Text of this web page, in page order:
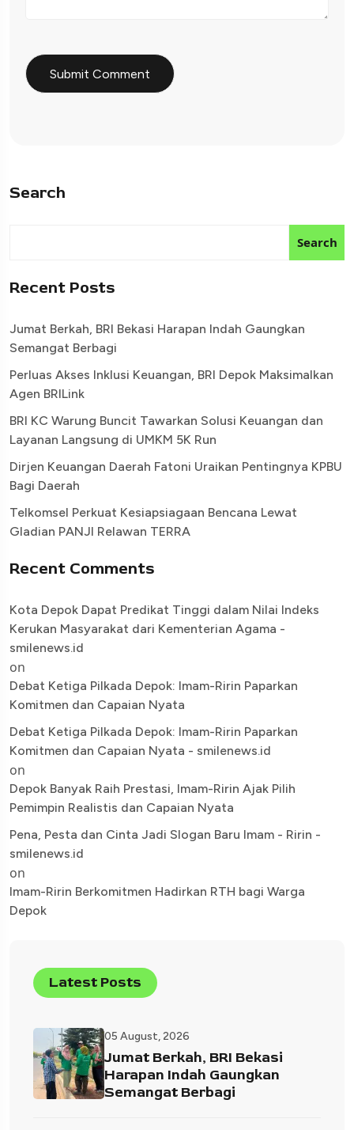
Search
Search
Recent Posts
Jumat Berkah, BRI Bekasi Harapan Indah Gaungkan
Semangat Berbagi
Perluas Akses Inklusi Keuangan, BRI Depok Maksimalkan
Agen BRILink
BRI KC Warung Buncit Tawarkan Solusi Keuangan dan
Layanan Langsung di UMKM 5K Run
Dirjen Keuangan Daerah Fatoni Uraikan Pentingnya KPBU
Bagi Daerah
Telkomsel Perkuat Kesiapsiagaan Bencana Lewat
Gladian PANJI Relawan TERRA
Recent Comments
Kota Depok Dapat Predikat Tinggi dalam Nilai Indeks
Kerukan Masyarakat dari Kementerian Agama -
smilenews.id
on
Debat Ketiga Pilkada Depok: Imam-Ririn Paparkan
Komitmen dan Capaian Nyata
Debat Ketiga Pilkada Depok: Imam-Ririn Paparkan
Komitmen dan Capaian Nyata - smilenews.id
on
Depok Banyak Raih Prestasi, Imam-Ririn Ajak Pilih
Pemimpin Realistis dan Capaian Nyata
Pena, Pesta dan Cinta Jadi Slogan Baru Imam - Ririn -
smilenews.id
on
Imam-Ririn Berkomitmen Hadirkan RTH bagi Warga
Depok
Latest Posts
05 August, 2026
Jumat Berkah, BRI Bekasi
Harapan Indah Gaungkan
Semangat Berbagi